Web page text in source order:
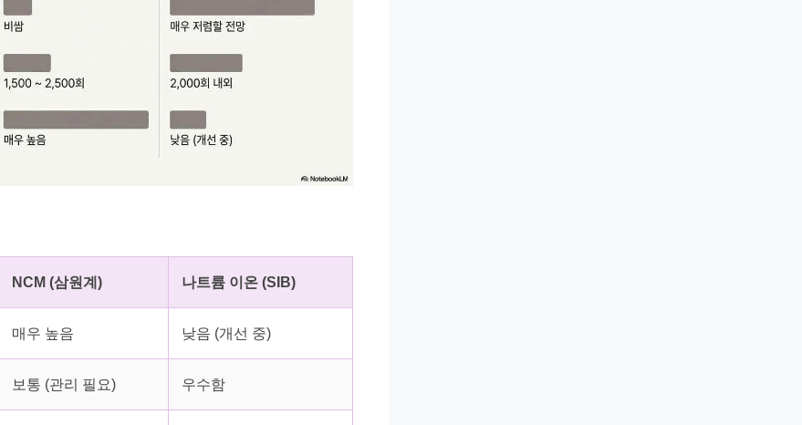
NCM (삼원계) 나트륨 이온 (SIB)
매우 높음 낮음 (개선 중)
보통 (관리 필요) 우수함